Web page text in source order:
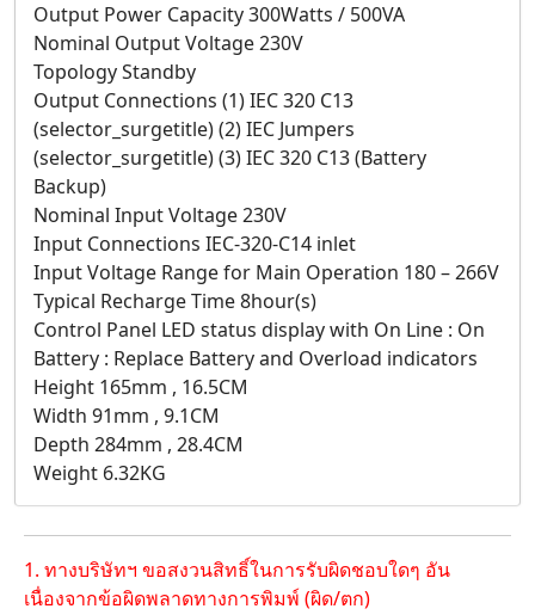
Output Power Capacity 300Watts / 500VA
Nominal Output Voltage 230V
Topology Standby
Output Connections (1) IEC 320 C13
(selector_surgetitle) (2) IEC Jumpers
(selector_surgetitle) (3) IEC 320 C13 (Battery
Backup)
Nominal Input Voltage 230V
Input Connections IEC-320-C14 inlet
Input Voltage Range for Main Operation 180 – 266V
Typical Recharge Time 8hour(s)
Control Panel LED status display with On Line : On
Battery : Replace Battery and Overload indicators
Height 165mm , 16.5CM
Width 91mm , 9.1CM
Depth 284mm , 28.4CM
Weight 6.32KG
1. ทางบริษัทฯ ขอสงวนสิทธิ์ในการรับผิดชอบใดๆ อัน
เนื่องจากข้อผิดพลาดทางการพิมพ์ (ผิด/ตก)